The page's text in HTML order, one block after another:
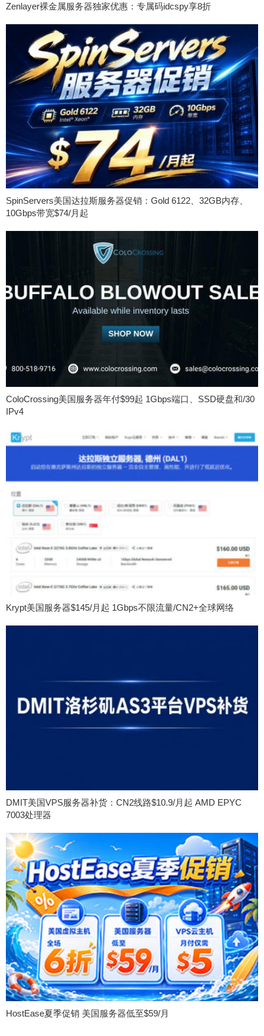
Zenlayer裸金属服务器独家优惠：专属码idcspy享8折
SpinServers美国达拉斯服务器促销：Gold 6122、32GB内存、
10Gbps带宽$74/月起
ColoCrossing美国服务器年付$99起 1Gbps端口、SSD硬盘和/30
IPv4
Krypt美国服务器$145/月起 1Gbps不限流量/CN2+全球网络
DMIT美国VPS服务器补货：CN2线路$10.9/月起 AMD EPYC
7003处理器
HostEase夏季促销 美国服务器低至$59/月